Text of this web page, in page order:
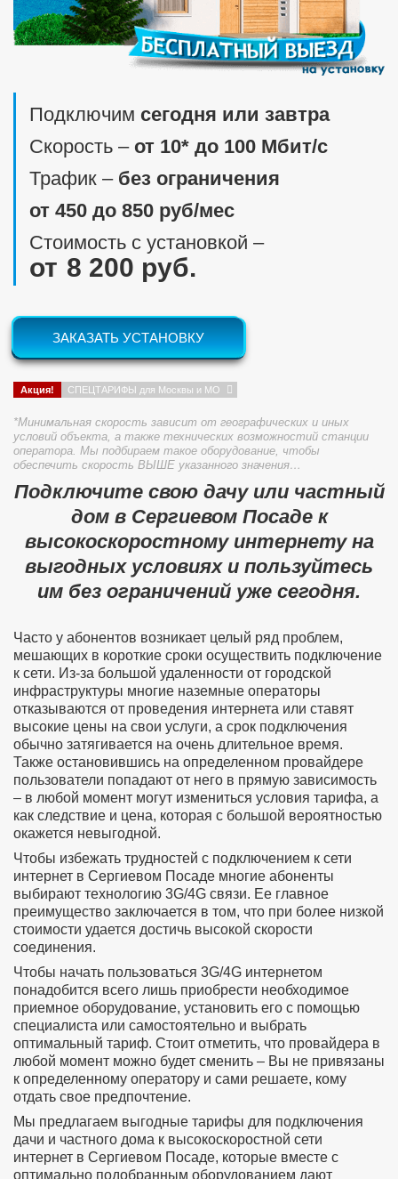
Подключим сегодня или завтра
Скорость ‒ от 10* до 100 Мбит/c
Трафик ‒ без ограничения
от 450 до 850 руб/мес
Стоимость с установкой ‒
8 200 руб.
ЗАКАЗАТЬ УСТАНОВКУ
Акция! СПЕЦТАРИФЫ для Москвы и МО
*Минимальная скорость зависит от географических и иных
условий объекта, а также технических возможностий станции
оператора. Мы подбираем такое оборудование, чтобы
обеспечить скорость ВЫШЕ указанного значения…
Подключите свою дачу или частный
дом в Сергиевом Посаде к
высокоскоростному интернету на
выгодных условиях и пользуйтесь
им без ограничений уже сегодня.
Часто у абонентов возникает целый ряд проблем,
мешающих в короткие сроки осуществить подключение
к сети. Из-за большой удаленности от городской
инфраструктуры многие наземные операторы
отказываются от проведения интернета или ставят
высокие цены на свои услуги, а срок подключения
обычно затягивается на очень длительное время.
Также остановившись на определенном провайдере
пользователи попадают от него в прямую зависимость
– в любой момент могут измениться условия тарифа, а
как следствие и цена, которая с большой вероятностью
окажется невыгодной.
Чтобы избежать трудностей с подключением к сети
интернет в Сергиевом Посаде многие абоненты
выбирают технологию 3G/4G связи. Ее главное
преимущество заключается в том, что при более низкой
стоимости удается достичь высокой скорости
соединения.
Чтобы начать пользоваться 3G/4G интернетом
понадобится всего лишь приобрести необходимое
приемное оборудование, установить его с помощью
специалиста или самостоятельно и выбрать
оптимальный тариф. Стоит отметить, что провайдера в
любой момент можно будет сменить – Вы не привязаны
к определенному оператору и сами решаете, кому
отдать свое предпочтение.
Мы предлагаем выгодные тарифы для подключения
дачи и частного дома к высокоскоростной сети
интернет в Сергиевом Посаде, которые вместе с
оптимально подобранным оборудованием дают